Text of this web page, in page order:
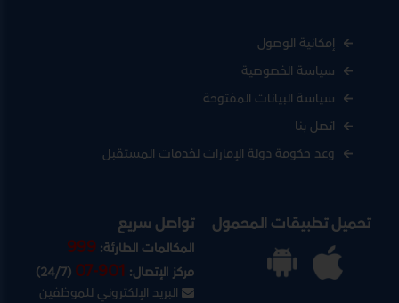
إمكانية الوصول
سياسة الخصوصية
سياسة البيانات المفتوحة
اتصل بنا
وعد حكومة دولة الإمارات لخدمات المستقبل
تحميل تطبيقات المحمول تواصل سريع
المكالمات الطارئة:999
مركز الإتصال:07-901
(24/7)
البريد الإلكتروني للموظفين